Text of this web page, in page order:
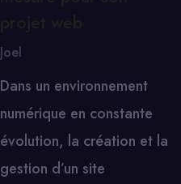
Joel
Dans un environnement
numérique en constante
évolution, la création et la
gestion d’un site